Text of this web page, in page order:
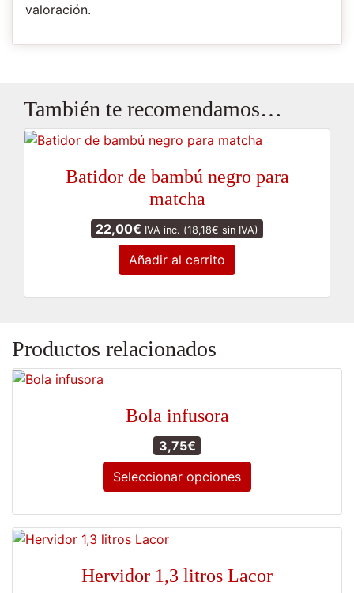
valoración.
También te recomendamos…
Batidor de bambú negro para
matcha
22,00€ IVA inc. (18,18€ sin IVA)
Añadir al carrito
Productos relacionados
Bola infusora
3,75€
Seleccionar opciones
producto
variantes.
Hervidor 1,3 litros Lacor